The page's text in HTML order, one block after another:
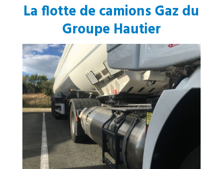
La flotte de camions Gaz du
Groupe Hautier